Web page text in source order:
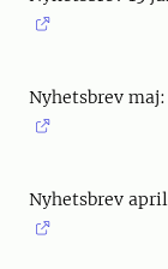
Nyhetsbrev maj:
Nyhetsbrev